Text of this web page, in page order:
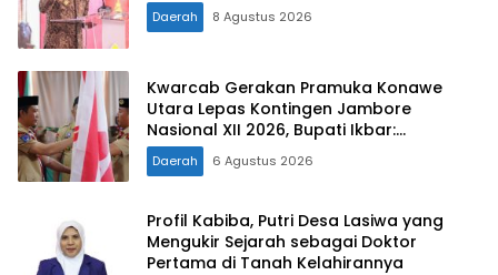
Daerah 8 Agustus 2026
Kwarcab Gerakan Pramuka Konawe
Utara Lepas Kontingen Jambore
Nasional XII 2026, Bupati Ikbar:
Tunjukkan Karakter Generasi Muda
Konut yang Disiplin dan Berprestasi
Daerah 6 Agustus 2026
Profil Kabiba, Putri Desa Lasiwa yang
Mengukir Sejarah sebagai Doktor
Pertama di Tanah Kelahirannya